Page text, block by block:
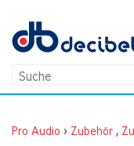
Pro Audio > Zubehör ,